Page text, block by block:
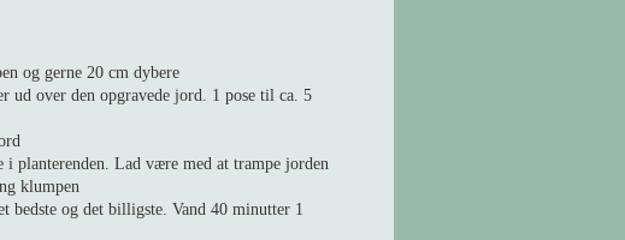
og gerne 20 cm dybere
ud over den opgravede jord. 1 pose til ca. 5
i planterenden. Lad være med at trampe jorden
klumpen
bedste og det billigste. Vand 40 minutter 1